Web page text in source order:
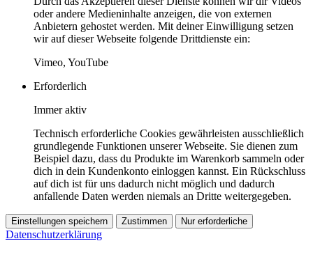
oder andere Medieninhalte anzeigen, die von externen
Anbietern gehostet werden. Mit deiner Einwilligung setzen
wir auf dieser Webseite folgende Drittdienste ein:
Vimeo, YouTube
Erforderlich
Immer aktiv
Technisch erforderliche Cookies gewährleisten ausschließlich
grundlegende Funktionen unserer Webseite. Sie dienen zum
Beispiel dazu, dass du Produkte im Warenkorb sammeln oder
dich in dein Kundenkonto einloggen kannst. Ein Rückschluss
auf dich ist für uns dadurch nicht möglich und dadurch
anfallende Daten werden niemals an Dritte weitergegeben.
Einstellungen speichern Zustimmen Nur erforderliche
Datenschutzerklärung